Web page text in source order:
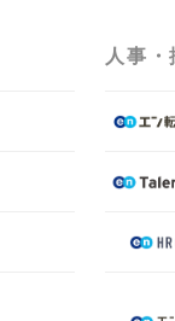
人事・